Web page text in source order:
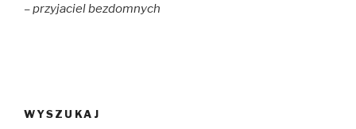
– przyjaciel bezdomnych
WYSZUKAJ